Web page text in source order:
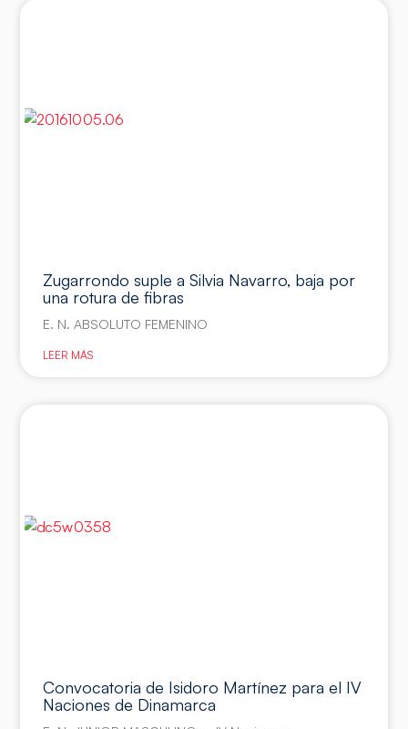
Zugarrondo suple a Silvia Navarro, baja por
una rotura de fibras
E. N. ABSOLUTO FEMENINO
LEER MÁS
Convocatoria de Isidoro Martínez para el IV
Naciones de Dinamarca